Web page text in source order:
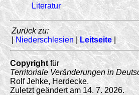
Literatur
Zurück zu:
| Niederschlesien | Leitseite|
Copyrightfür
Territoriale Veränderungen in
Rolf Jehke, Herdecke.
Zuletzt geändert am 14. 7. 2026.